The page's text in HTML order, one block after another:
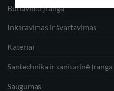
Būriavimo įranga
Inkaravimas ir švartavimas
Kateriai
Santechnika ir sanitarinė įranga
Saugumas